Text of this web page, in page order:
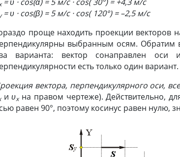
= υ · cos(β) = 5 м/с · cos( 120°) = –2,5 м/c
проще находить проекции векторов
выбранным осям. Обратим
варианта: вектор сонаправлен
есть только один вариант.
вектора, перпендикулярного оси,
иυxна правом чертеже). Действительно,
равен 90°, поэтому косинус равен нулю,